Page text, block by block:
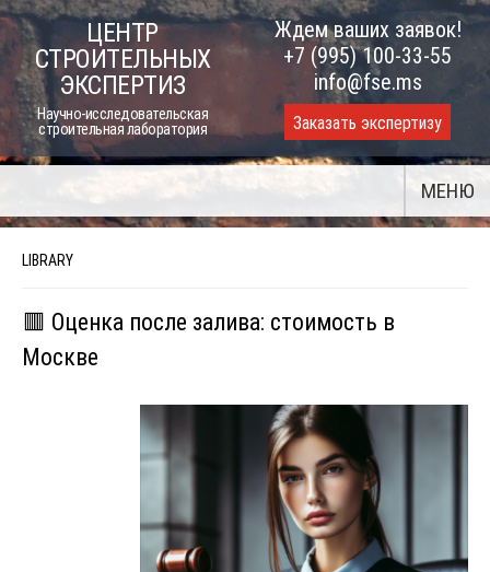
Skip
to
content
ЦЕНТР
СТРОИТЕЛЬНЫХ
ЭКСПЕРТИЗ
Научно-исследовательская
строительная лаборатория
Ждем ваших заявок!
+7 (995) 100-33-55
info@fse.ms
Заказать экспертизу
МЕНЮ
LIBRARY
🟥 Оценка после залива: стоимость в
Москве